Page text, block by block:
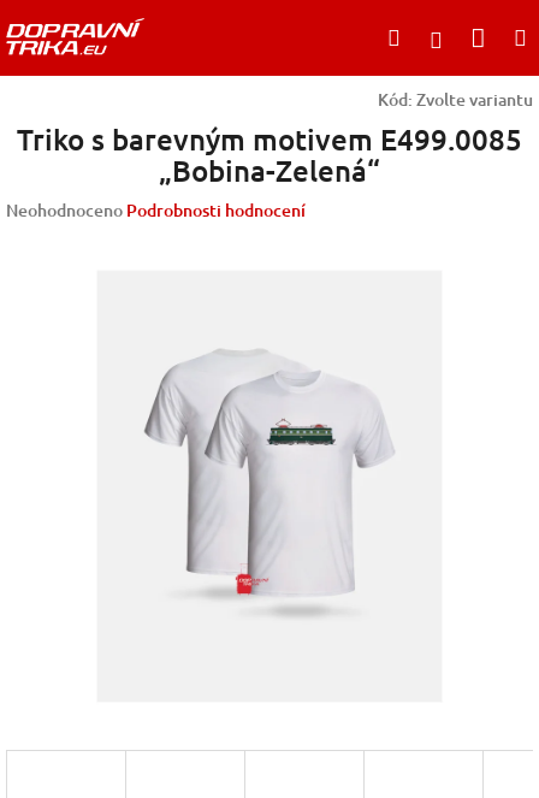
na
obsah
HledatPřihlášení
Kód: Zvolte variantu
Triko s barevným motivem E499.0085
„Bobina-Zelená“
Průměrné
Neohodnoceno Podrobnosti hodnocení